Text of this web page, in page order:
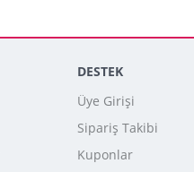
DESTEK
Üye Girişi
Sipariş Takibi
Kuponlar